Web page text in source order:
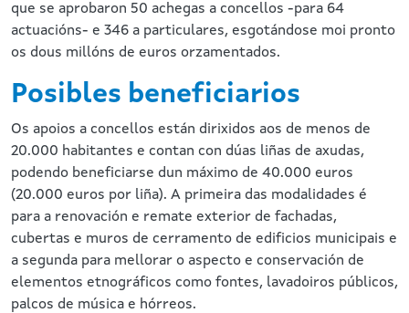
que se aprobaron 50 achegas a concellos -para 64
actuacións- e 346 a particulares, esgotándose moi pronto
os dous millóns de euros orzamentados.
Posibles beneficiarios
Os apoios a concellos están dirixidos aos de menos de
20.000 habitantes e contan con dúas liñas de axudas,
podendo beneficiarse dun máximo de 40.000 euros
(20.000 euros por liña). A primeira das modalidades é
para a renovación e remate exterior de fachadas,
cubertas e muros de cerramento de edificios municipais e
a segunda para mellorar o aspecto e conservación de
elementos etnográficos como fontes, lavadoiros públicos,
palcos de música e hórreos.